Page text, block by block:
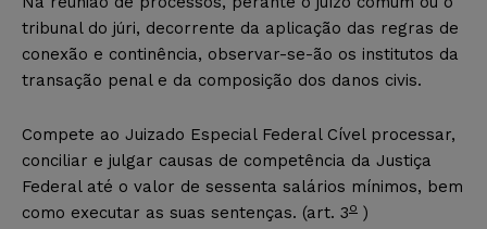
tribunal do júri, decorrente da aplicação das regras de
conexão e continência, observar-se-ão os institutos da
transação penal e da composição dos danos civis.
Compete ao Juizado Especial Federal Cível processar,
conciliar e julgar causas de competência da Justiça
Federal até o valor de sessenta salários mínimos, bem
como executar as suas sentenças. (art. 3o )